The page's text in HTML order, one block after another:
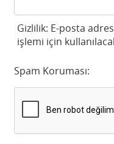
Gizlilik: E-posta
işlemi için
Spam Koruması: